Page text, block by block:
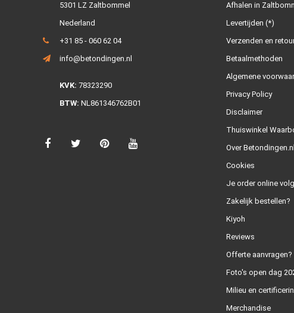
5301 LZ Zaltbommel
Nederland
+31 85 - 060 62 04
info@betondingen.nl
KVK: 78323290
BTW: NL861346762B01
Afhalen in
Levertijden (*)
Verzenden en
Betaalmethoden
Algemene
Privacy Policy
Disclaimer
Thuiswinkel
Over Betondingen.nl
Cookies
Je order online
Zakelijk bestellen?
Kiyoh
Reviews
Offerte aanvragen?
Foto's open dag
Milieu en
Merchandise